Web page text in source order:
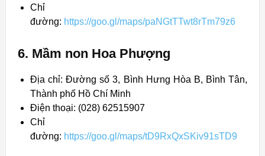
Chỉ
đường: https://goo.gl/maps/paNGtTTwt8rTm79z6
6. Mầm non Hoa Phượng
Địa chỉ: Đường số 3, Bình Hưng Hòa B, Bình Tân,
Thành phố Hồ Chí Minh
Điện thoại: (028) 62515907
Chỉ
đường: https://goo.gl/maps/tD9RxQxSKiv91sTD9